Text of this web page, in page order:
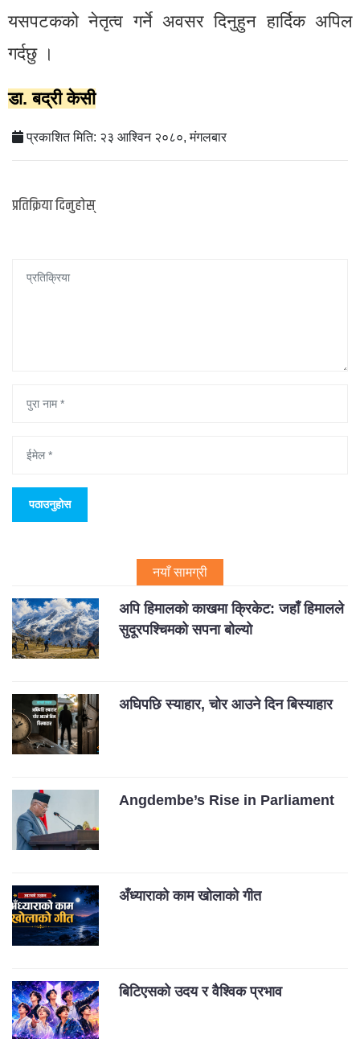
यसपटकको नेतृत्व गर्ने अवसर दिनुहुन हार्दिक अपिल
गर्दछु ।
डा. बद्री केसी
प्रकाशित मिति: २३ आश्विन २०८०, मंगलबार
प्रतिक्रिया दिनुहोस्
नयाँ सामग्री
अपि हिमालको काखमा क्रिकेट: जहाँ हिमालले
सुदूरपश्चिमको सपना बोल्यो
अघिपछि स्याहार, चोर आउने दिन बिस्याहार
Angdembe’s Rise in Parliament
अँध्याराको काम खोलाको गीत
बिटिएसको उदय र वैश्विक प्रभाव